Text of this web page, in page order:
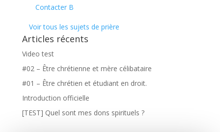
Contacter B
Voir tous les sujets de prière
Articles récents
Video test
#02 – Être chrétienne et mère célibataire
#01 – Être chrétien et étudiant en droit.
Introduction officielle
[TEST] Quel sont mes dons spirituels ?